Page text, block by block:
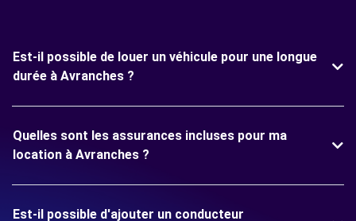
Est-il possible de louer un véhicule pour une longue
durée à Avranches ?
Quelles sont les assurances incluses pour ma
location à Avranches ?
Est-il possible d'ajouter un conducteur